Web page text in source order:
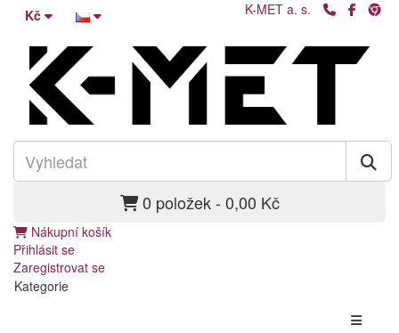
Kč K-MET a. s.
0 položek - 0,00 Kč
Nákupní košík
Přihlásit se
Zaregistrovat se
Kategorie